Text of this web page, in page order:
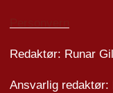
Redaktør: Runar
Ansvarlig redaktør: